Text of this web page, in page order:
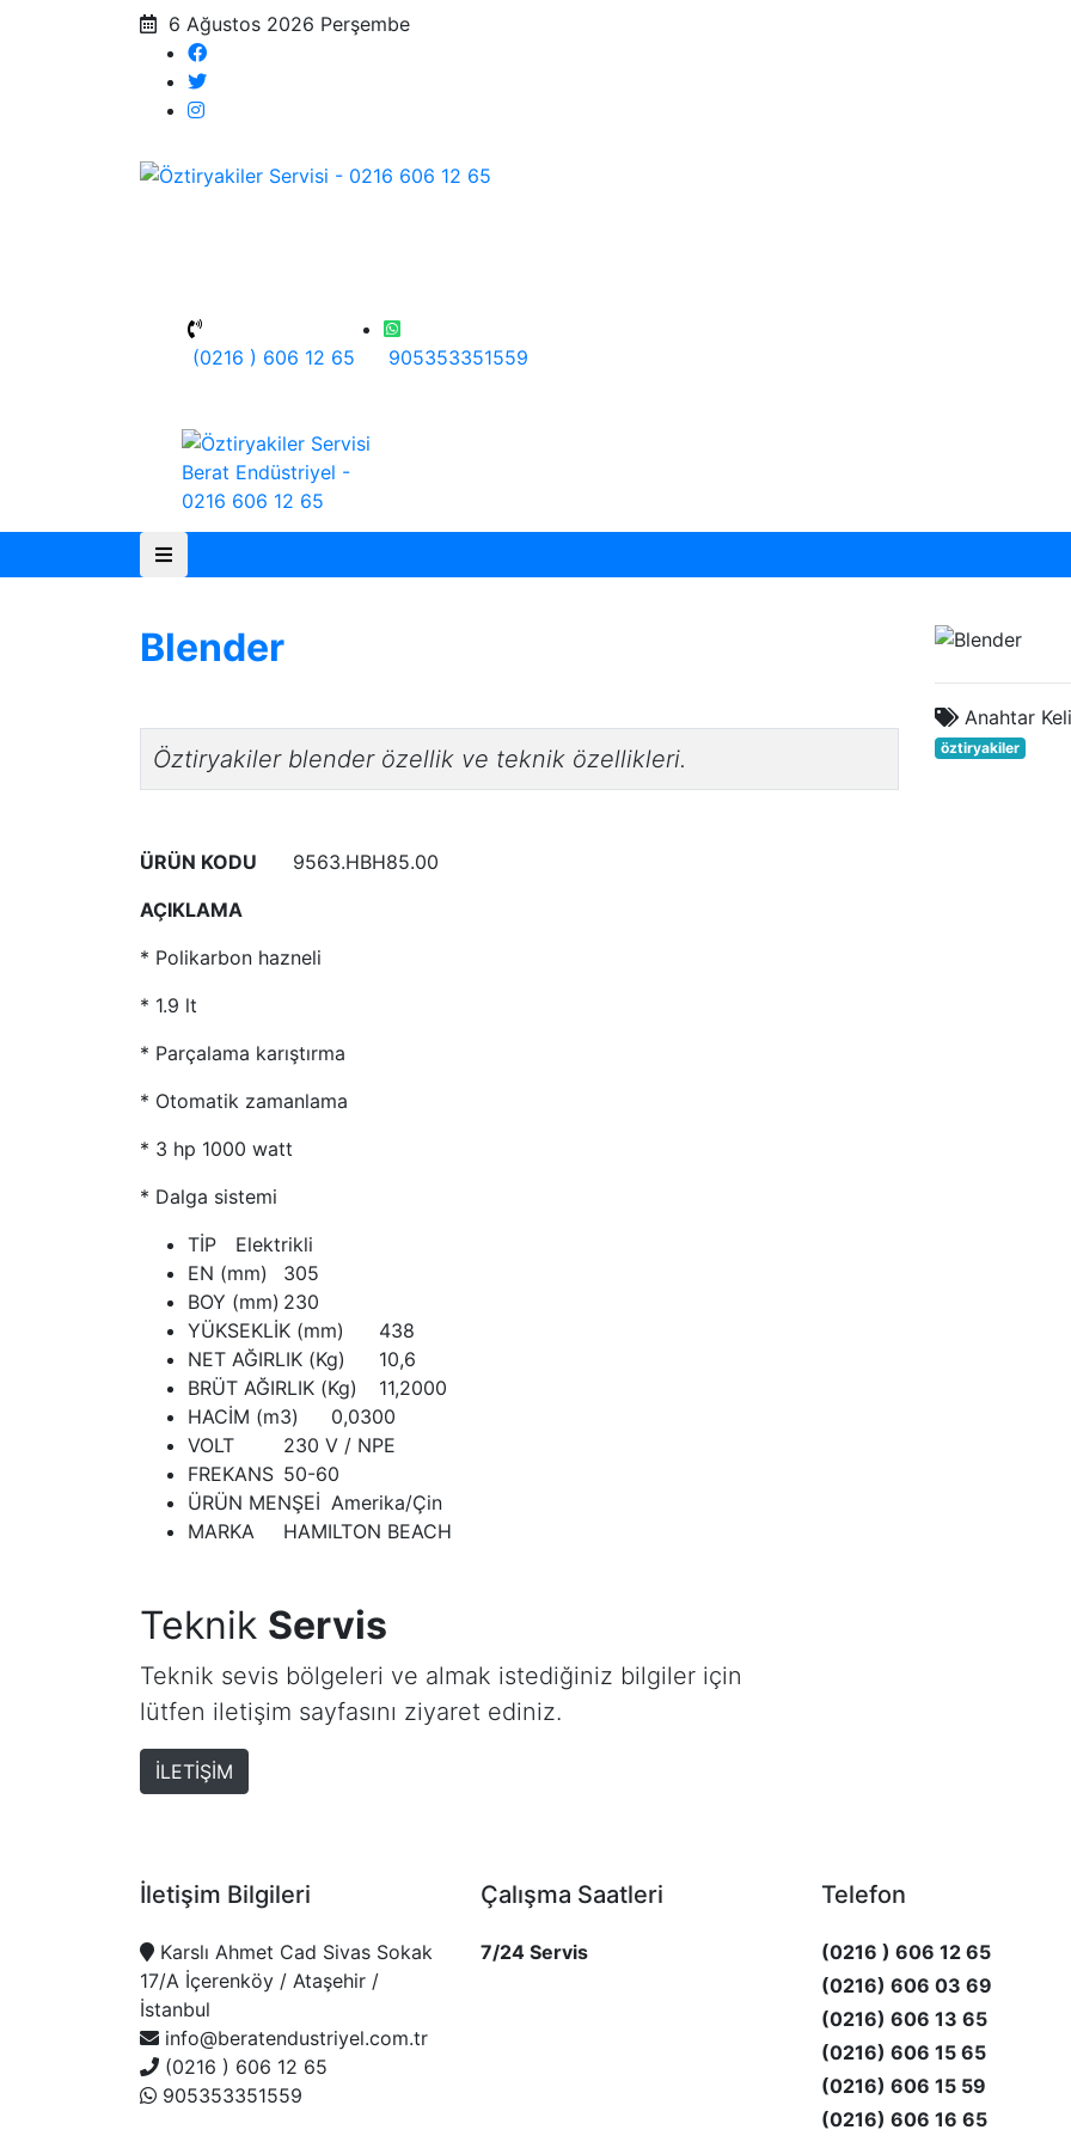
6 Ağustos 2026 Perşembe
(0216 ) 606 12 65 905353351559
Blender
Öztiryakiler blender özellik ve teknik özellikleri.
ÜRÜN KODU
9563.HBH85.00
AÇIKLAMA
* Polikarbon hazneli
* 1.9 lt
* Parçalama karıştırma
* Otomatik zamanlama
* 3 hp 1000 watt
* Dalga sistemi
TİP
Elektrikli
EN (mm)
305
BOY (mm) 230
YÜKSEKLİK (mm)
438
NET AĞIRLIK (Kg)
10,6
BRÜT AĞIRLIK (Kg)
11,2000
HACİM (m3)
0,0300
VOLT
230 V / NPE
FREKANS 50-60
ÜRÜN MENŞEİ Amerika/Çin
MARKA
HAMILTON BEACH
Anahtar
öztiryakiler
Teknik Servis
Teknik sevis bölgeleri ve almak istediğiniz bilgiler için
lütfen iletişim sayfasını ziyaret ediniz.
İLETİŞİM
İletişim Bilgileri
Karslı Ahmet Cad Sivas Sokak
17/A İçerenköy / Ataşehir /
İstanbul
info@beratendustriyel.com.tr
(0216 ) 606 12 65
905353351559
Çalışma Saatleri
7/24 Servis
Telefon
(0216 ) 606 12 65
(0216) 606 03 69
(0216) 606 13 65
(0216) 606 15 65
(0216) 606 15 59
(0216) 606 16 65